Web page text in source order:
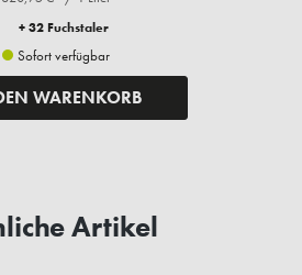
+ 32 Fuchstaler
Sofort verfügbar
WARENKORB
Artikel